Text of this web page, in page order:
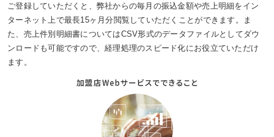
ご登録していただくと、弊社からの毎月の振込金額や売上明細をイン
ターネット上で最長15ヶ月分閲覧していただくことができます。ま
た、売上件別明細書についてはCSV形式のデータファイルとしてダウ
ンロードも可能ですので、経理処理のスピード化にお役立ていただけ
ます。